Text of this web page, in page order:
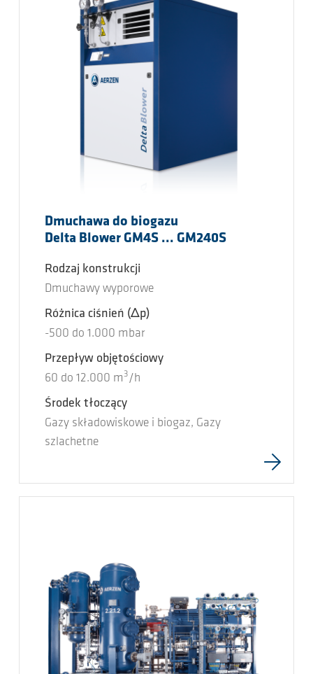
Dmuchawa do biogazu
Delta Blower GM4S ... GM240S
Rodzaj konstrukcji
Dmuchawy wyporowe
Różnica ciśnień (Δp)
-500 do 1.000 mbar
Przepływ objętościowy
60 do 12.000 m 3 /h
Środek tłoczący
Gazy składowiskowe i biogaz, Gazy
szlachetne